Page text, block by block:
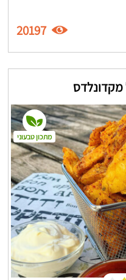
20197
מקדונלדס
מתכון טבעוני